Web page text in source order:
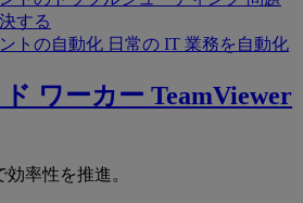
する
トの自動化 日常の IT 業務を自動化
ワーカー TeamViewer
率性を推進。